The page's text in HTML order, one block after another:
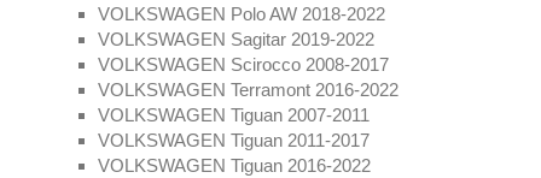
VOLKSWAGEN Polo AW 2018-2022
VOLKSWAGEN Sagitar 2019-2022
VOLKSWAGEN Scirocco 2008-2017
VOLKSWAGEN Terramont 2016-2022
VOLKSWAGEN Tiguan 2007-2011
VOLKSWAGEN Tiguan 2011-2017
VOLKSWAGEN Tiguan 2016-2022